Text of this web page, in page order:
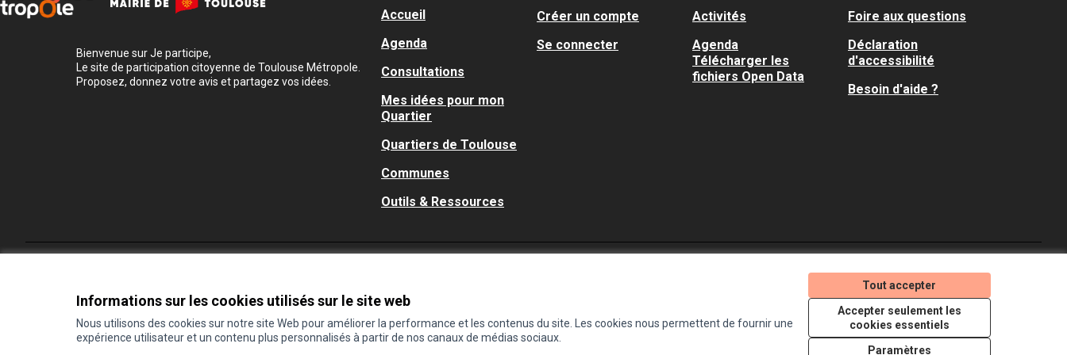
Informations sur les cookies utilisés sur le site web
Nous utilisons des cookies sur notre site Web pour améliorer la performance et les contenus du site. Les cookies nous permettent de fournir une
expérience utilisateur et un contenu plus personnalisés à partir de nos canaux de médias sociaux.
Tout accepter
Accepter seulement les
cookies essentiels
Paramètres
Bienvenue sur Je participe,
Le site de participation citoyenne de Toulouse Métropole.
Proposez, donnez votre avis et partagez vos idées.
Accueil
Agenda
Consultations
Mes idées pour mon
Quartier
Quartiers de Toulouse
Communes
Outils & Ressources
Créer un compte
Se connecter
Activités
Agenda
Télécharger les
fichiers Open Data
Foire aux questions
Déclaration
d'accessibilité
Besoin d'aide ?
(Lien externe)
(Lien externe)
(Lien externe)
Licence Creative
(Lien externe)